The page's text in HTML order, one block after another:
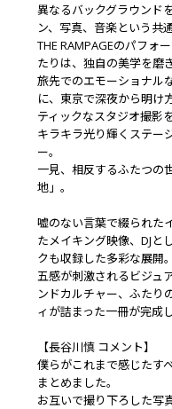
異なるバックグラウンド
ン、写真、音楽という共
THE RAMPAGEのパフォ
たりは、独自の美学を磨
旅先でのエモーショナル
に、東京で深夜から明け
ティックなスタジオ撮影を
キラキラ光り輝くステー
ー。
一見、相反するふたつの
地」。
嘘のない言葉で綴られた
たメイキング映像、DJと
クも収録した多彩な展開。
五感が刺激されるビジュ
ンドカルチャー、ふたり
ィが詰まった一冊が完成し
【長谷川慎 コメント】
僕らがこれまで感じたす
まとめました。
お互いで撮り下ろした写